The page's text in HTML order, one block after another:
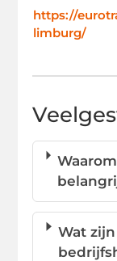
https://
limburg/
Wat